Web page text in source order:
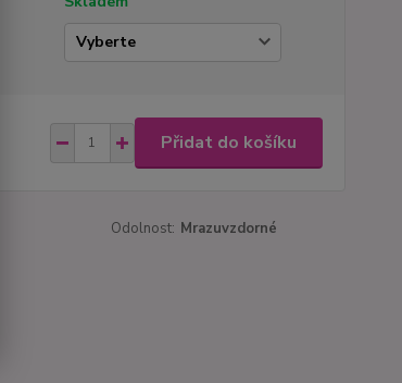
Přidat do košíku
Odolnost: Mrazuvzdorné